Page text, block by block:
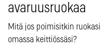
avaruusruokaa
Mitä jos poimisitkin
omassa keittiössäsi?